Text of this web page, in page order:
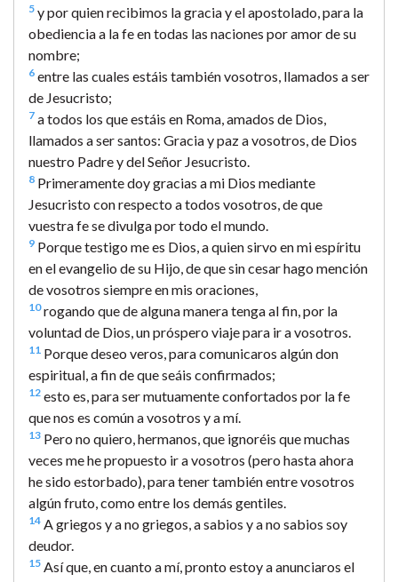
5 y por quien recibimos la gracia y el apostolado, para la
obediencia a la fe en todas las naciones por amor de su
nombre;
6 entre las cuales estáis también vosotros, llamados a ser
de Jesucristo;
7 a todos los que estáis en Roma, amados de Dios,
llamados a ser santos: Gracia y paz a vosotros, de Dios
nuestro Padre y del Señor Jesucristo.
8 Primeramente doy gracias a mi Dios mediante
Jesucristo con respecto a todos vosotros, de que
vuestra fe se divulga por todo el mundo.
9 Porque testigo me es Dios, a quien sirvo en mi espíritu
en el evangelio de su Hijo, de que sin cesar hago mención
de vosotros siempre en mis oraciones,
10rogando que de alguna manera tenga al fin, por la
voluntad de Dios, un próspero viaje para ir a vosotros.
11 Porque deseo veros, para comunicaros algún don
espiritual, a fin de que seáis confirmados;
12 esto es, para ser mutuamente confortados por la fe
que nos es común a vosotros y a mí.
13 Pero no quiero, hermanos, que ignoréis que muchas
veces me he propuesto ir a vosotros (pero hasta ahora
he sido estorbado), para tener también entre vosotros
algún fruto, como entre los demás gentiles.
14 A griegos y a no griegos, a sabios y a no sabios soy
deudor.
15 Así que, en cuanto a mí, pronto estoy a anunciaros el